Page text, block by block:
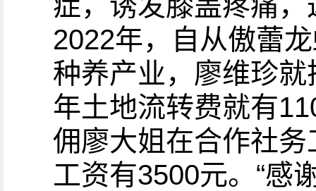
2022年，自从傲蕾
种养产业，廖维珍
年土地流转费就有
佣廖大姐在合作社
工资有3500元。“感